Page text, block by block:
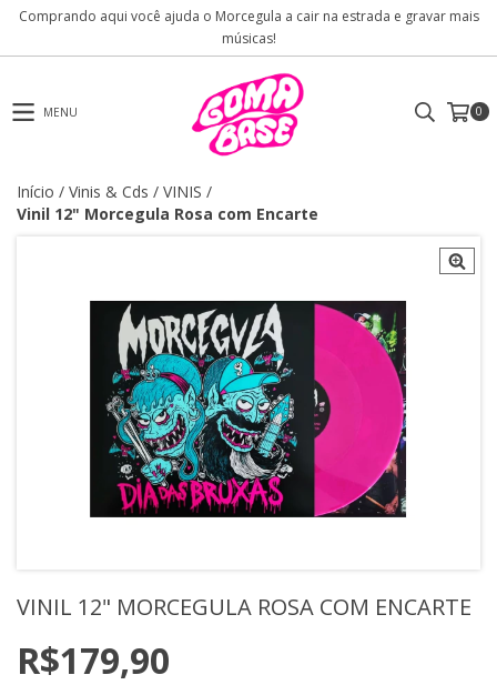
Comprando aqui você ajuda o Morcegula a cair na estrada e gravar mais
músicas!
MENU 0
Início / Vinis & Cds / VINIS /
Vinil 12" Morcegula Rosa com Encarte
VINIL 12" MORCEGULA ROSA COM ENCARTE
R$179,90